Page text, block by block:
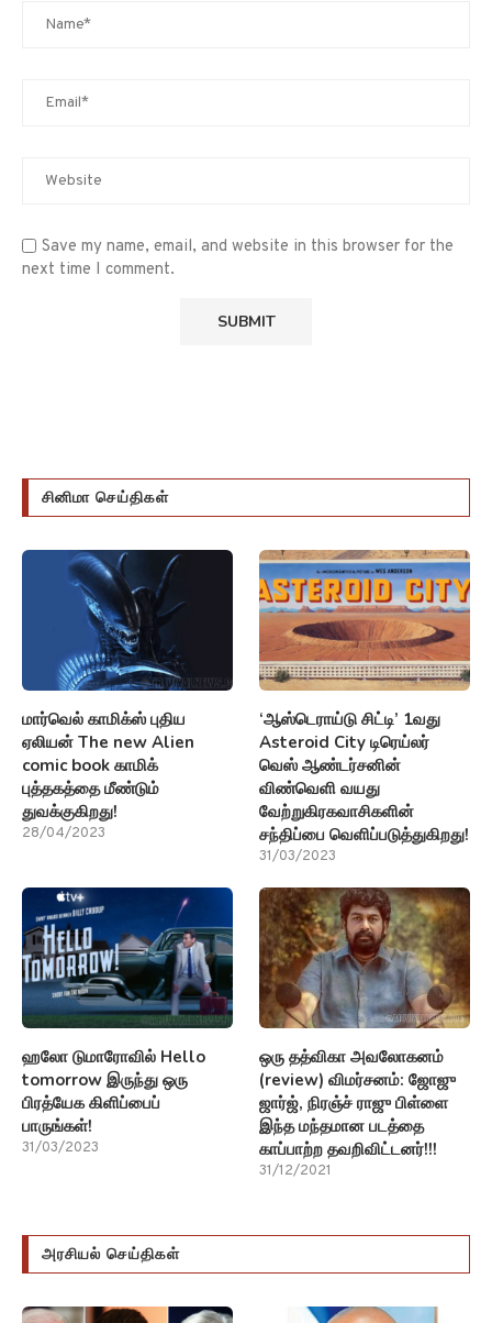
Save my name, email, and website in this browser for the
next time I comment.
சினிமா செய்திகள்
மார்வெல் காமிக்ஸ் புதிய
ஏலியன் The new Alien
comic book காமிக்
புத்தகத்தை மீண்டும்
துவக்குகிறது!
28/04/2023
‘ஆஸ்டெராய்டு சிட்டி’ 1வது
Asteroid City டிரெய்லர்
வெஸ் ஆண்டர்சனின்
விண்வெளி வயது
வேற்றுகிரகவாசிகளின்
சந்திப்பை வெளிப்படுத்துகிறது!
31/03/2023
ஹலோ டுமாரோவில் Hello
tomorrow இருந்து ஒரு
பிரத்யேக கிளிப்பைப்
பாருங்கள்!
31/03/2023
ஒரு தத்விகா அவலோகனம்
(review) விமர்சனம்: ஜோஜு
ஜார்ஜ், நிரஞ்ச் ராஜு பிள்ளை
இந்த மந்தமான படத்தை
காப்பாற்ற தவறிவிட்டனர்!!!
31/12/2021
அரசியல் செய்திகள்